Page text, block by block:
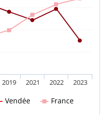
Vendée France
2019 2021 2022 2023